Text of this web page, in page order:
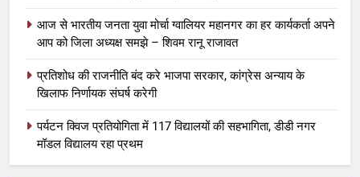
आज से भारतीय जनता युवा मोर्चा ग्वालियर महानगर का हर कार्यकर्ता अपने
आप को जिला अध्यक्ष समझे – शिवम रानू राजावत
प्रतिशोध की राजनीति बंद करे भाजपा सरकार, कांग्रेस अन्याय के
खिलाफ निर्णायक संघर्ष करेगी
पर्यटन क्विज प्रतियोगिता में 117 विद्यालयों की सहभागिता, डीडी नगर
मॉडल विद्यालय रहा प्रथम